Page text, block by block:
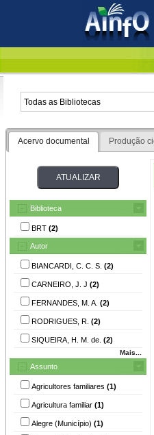
Acervo documental Produção
Biblioteca
BRT (2)
Autor
BIANCARDI, C. C. S. (2)
CARNEIRO, J. J (2)
FERNANDES, M. A. (2)
RODRIGUES, R. (2)
SIQUEIRA, H. M. de. (2)
Mais...
Assunto
Agricultores familiares (1)
Agricultura familiar (1)
Alegre (Município) (1)